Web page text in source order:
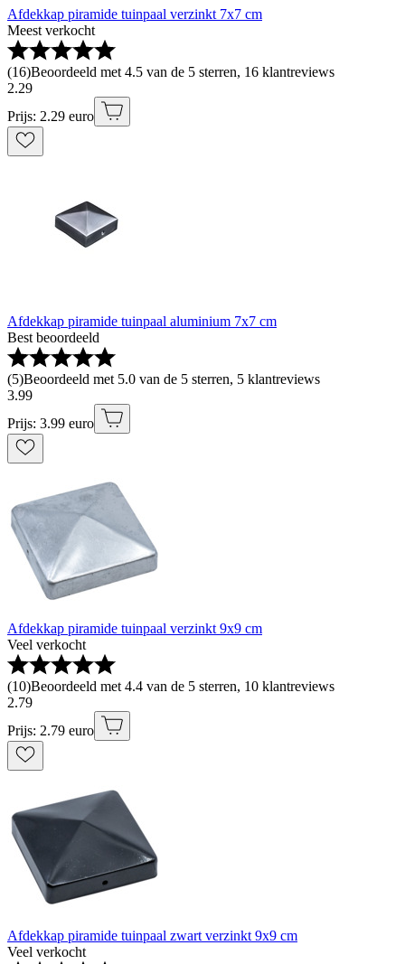
Afdekkap piramide tuinpaal verzinkt 7x7 cm
Meest verkocht
(16)Beoordeeld met 4.5 van de 5 sterren, 16 klantreviews
2.29
Prijs: 2.29 euro
Afdekkap piramide tuinpaal aluminium 7x7 cm
Best beoordeeld
(5)Beoordeeld met 5.0 van de 5 sterren, 5 klantreviews
3.99
Prijs: 3.99 euro
Afdekkap piramide tuinpaal verzinkt 9x9 cm
Veel verkocht
(10)Beoordeeld met 4.4 van de 5 sterren, 10 klantreviews
2.79
Prijs: 2.79 euro
Afdekkap piramide tuinpaal zwart verzinkt 9x9 cm
Veel verkocht